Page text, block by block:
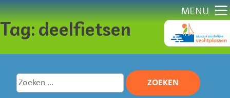
naar
content
MENU
Tag:deelfietsen
Zoeken
naar: